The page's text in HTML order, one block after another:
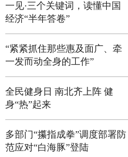
一见·三个关键词，读懂中国
经济“半年答卷”
“紧紧抓住那些惠及面广、牵
一发而动全身的工作”
全民健身日 南北齐上阵 健
身“热”起来
多部门“攥指成拳”调度部署防
范应对“白海豚”登陆